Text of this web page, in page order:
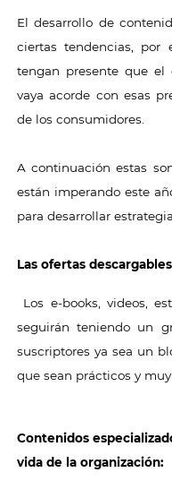
El desarrollo de
ciertas tendencias, por
tengan presente que el
vaya acorde con esas
de los consumidores.
A continuación estas
están imperando este
para desarrollar
Las ofertas
Los e-books, videos,
seguirán teniendo un
suscriptores ya sea un
que sean prácticos y muy
Contenidos
vida de la organización: